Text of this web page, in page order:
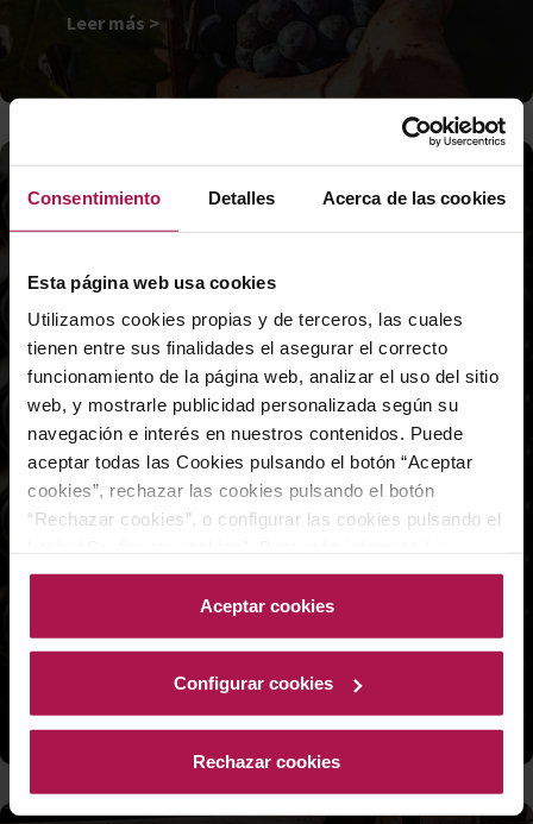
Consentimiento Detalles Acerca de las cookies
Esta página web usa cookies
Utilizamos cookies propias y de terceros, las cuales
tienen entre sus finalidades el asegurar el correcto
funcionamiento de la página web, analizar el uso del sitio
web, y mostrarle publicidad personalizada según su
navegación e interés en nuestros contenidos. Puede
aceptar todas las Cookies pulsando el botón “Aceptar
cookies”, rechazar las cookies pulsando el botón
“Rechazar cookies”, o configurar las cookies pulsando el
acceda a nuestra Política de Cookies.Para más
información acceda a nuestraPolítica de Cookies
Aceptar cookies
Configurar cookies
Rechazar cookies
Leer más >
DENOMINACIÓN DE ORIGEN
¿Qué es una
Denominación de
Origen?
Certificado de calidad y autenticidad de los vinos
estándares de calidad de cada región
Leer más >